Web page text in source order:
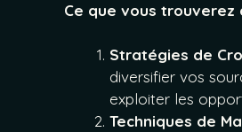
Ce que vous
Stratégies de
diversifier vos
exploiter les
Techniques de